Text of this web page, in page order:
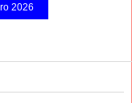
2026